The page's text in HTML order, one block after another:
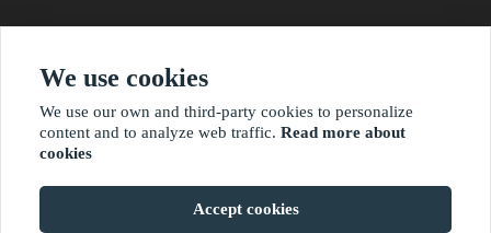
Alamat
?2021 waimaoniu.net
We use cookies
We use our own and third-party cookies to personalize
content and to analyze web traffic. Read more about
cookies
Accept cookies